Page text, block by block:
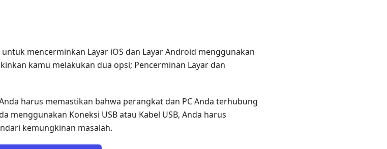
mencerminkan Layar iOS dan Layar Android menggunakan
kamu melakukan dua opsi; Pencerminan Layar dan
harus memastikan bahwa perangkat dan PC Anda terhubung
menggunakan Koneksi USB atau Kabel USB, Anda harus
kemungkinan masalah.